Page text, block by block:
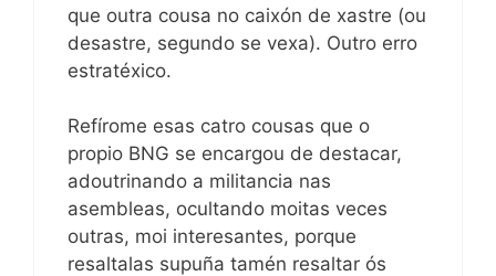
que outra cousa no caixón de xastre (ou
desastre, segundo se vexa). Outro erro
estratéxico.
Refírome esas catro cousas que o
propio BNG se encargou de destacar,
adoutrinando a militancia nas
asembleas, ocultando moitas veces
outras, moi interesantes, porque
resaltalas supuña tamén resaltar ós